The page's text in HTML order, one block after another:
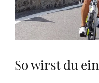
So wirst du